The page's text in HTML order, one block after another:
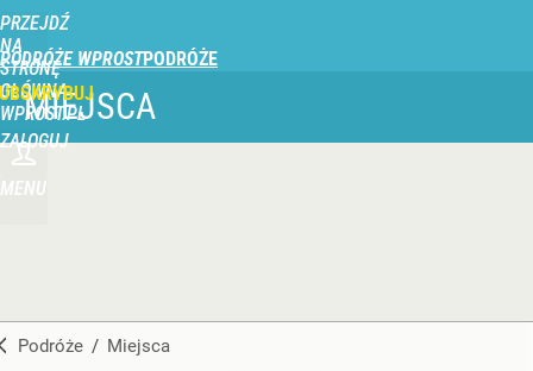
PRZEJDŹ
NA
STRONĘ
GŁÓWNĄ
WPROST.PL
PODRÓŻE WPROST
ZALOGUJ
MENU
MIEJSCA
Podróże / Miejsca